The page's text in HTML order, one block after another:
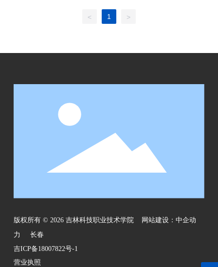
< 1 >
版权所有 © 2026 吉林科技职业技术学院
网站建设：中企动
力
长春
吉ICP备18007822号-1
营业执照